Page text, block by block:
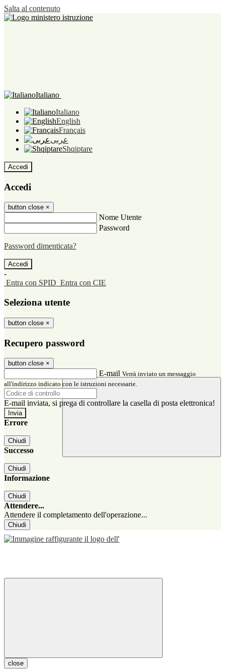
Salta al contenuto
Italiano
Italiano
English
Français
عربى
Shqiptare
Accedi
Accedi
button close ×
Nome Utente
Password
Password dimenticata?
-
Entra con SPID Entra con CIE
Seleziona utente
button close ×
Recupero password
button close ×
E-mail Verrà inviato un messaggio
all'indirizzo indicato con le istruzioni necessarie.
E-mail inviata, si prega di controllare la casella di posta elettronica!
Errore
Chiudi
Successo
Chiudi
Informazione
Chiudi
Attendere...
Attendere il completamento dell'operazione...
Chiudi
close